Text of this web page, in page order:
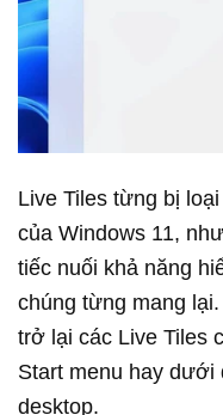
Live Tiles từng bị
của Windows 11,
tiếc nuối khả năng
chúng từng mang
trở lại các Live Tiles
Start menu hay dưới
desktop.